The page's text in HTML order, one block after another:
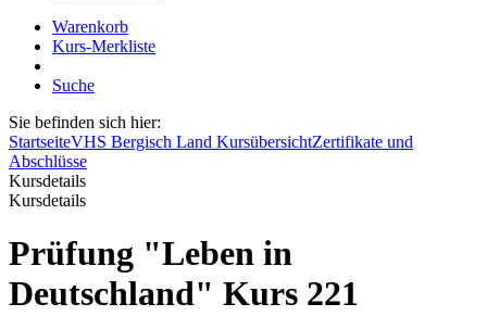
Warenkorb
Kurs-Merkliste
Suche
Sie befinden sich hier:
StartseiteVHS Bergisch Land KursübersichtZertifikate und
Abschlüsse
Kursdetails
Kursdetails
Prüfung "Leben in
Deutschland" Kurs 221